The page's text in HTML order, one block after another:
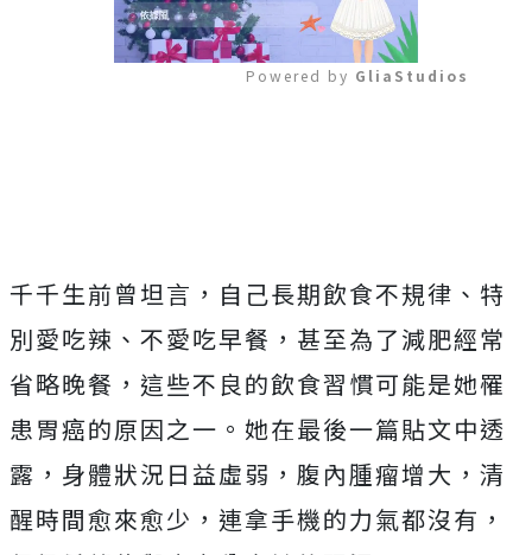
Powered by GliaStudios
千千生前曾坦言，自己長期飲食不規律、特
別愛吃辣、不愛吃早餐，甚至為了減肥經常
省略晚餐，這些不良的飲食習慣可能是她罹
患胃癌的原因之一。她在最後一篇貼文中透
露，身體狀況日益虛弱，腹內腫瘤增大，清
醒時間愈來愈少，連拿手機的力氣都沒有，